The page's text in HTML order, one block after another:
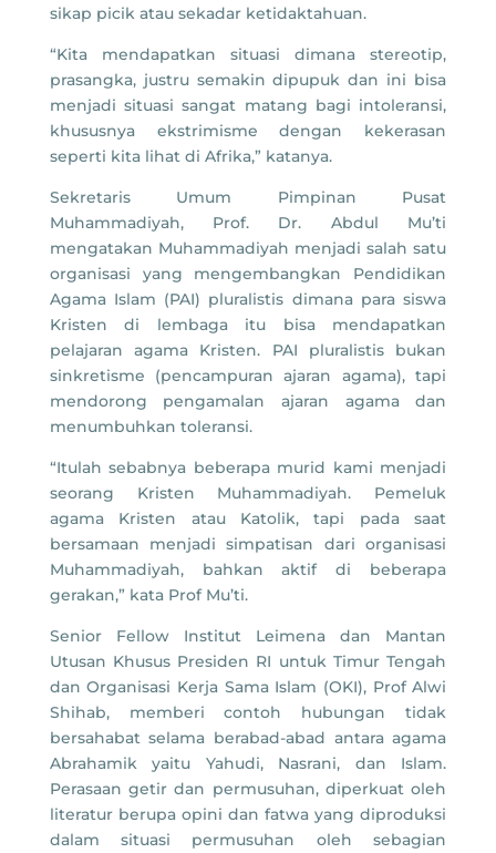
sikap picik atau sekadar ketidaktahuan.
“Kita mendapatkan situasi dimana stereotip,
prasangka, justru semakin dipupuk dan ini bisa
menjadi situasi sangat matang bagi intoleransi,
khususnya ekstrimisme dengan kekerasan
seperti kita lihat di Afrika,” katanya.
Sekretaris Umum Pimpinan Pusat
Muhammadiyah, Prof. Dr. Abdul Mu’ti
mengatakan Muhammadiyah menjadi salah satu
organisasi yang mengembangkan Pendidikan
Agama Islam (PAI) pluralistis dimana para siswa
Kristen di lembaga itu bisa mendapatkan
pelajaran agama Kristen. PAI pluralistis bukan
sinkretisme (pencampuran ajaran agama), tapi
mendorong pengamalan ajaran agama dan
menumbuhkan toleransi.
“Itulah sebabnya beberapa murid kami menjadi
seorang Kristen Muhammadiyah. Pemeluk
agama Kristen atau Katolik, tapi pada saat
bersamaan menjadi simpatisan dari organisasi
Muhammadiyah, bahkan aktif di beberapa
gerakan,” kata Prof Mu’ti.
Senior Fellow Institut Leimena dan Mantan
Utusan Khusus Presiden RI untuk Timur Tengah
dan Organisasi Kerja Sama Islam (OKI), Prof Alwi
Shihab, memberi contoh hubungan tidak
bersahabat selama berabad-abad antara agama
Abrahamik yaitu Yahudi, Nasrani, dan Islam.
Perasaan getir dan permusuhan, diperkuat oleh
literatur berupa opini dan fatwa yang diproduksi
dalam situasi permusuhan oleh sebagian